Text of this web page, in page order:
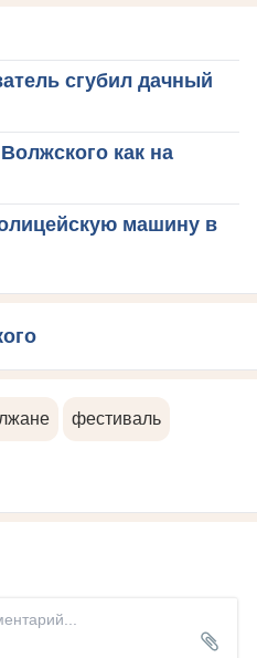
сгубил дачный
как на
машину в
фестиваль